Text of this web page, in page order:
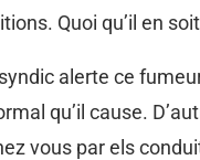
Quoi qu’il en
alerte ce
qu’il cause.
vous par els